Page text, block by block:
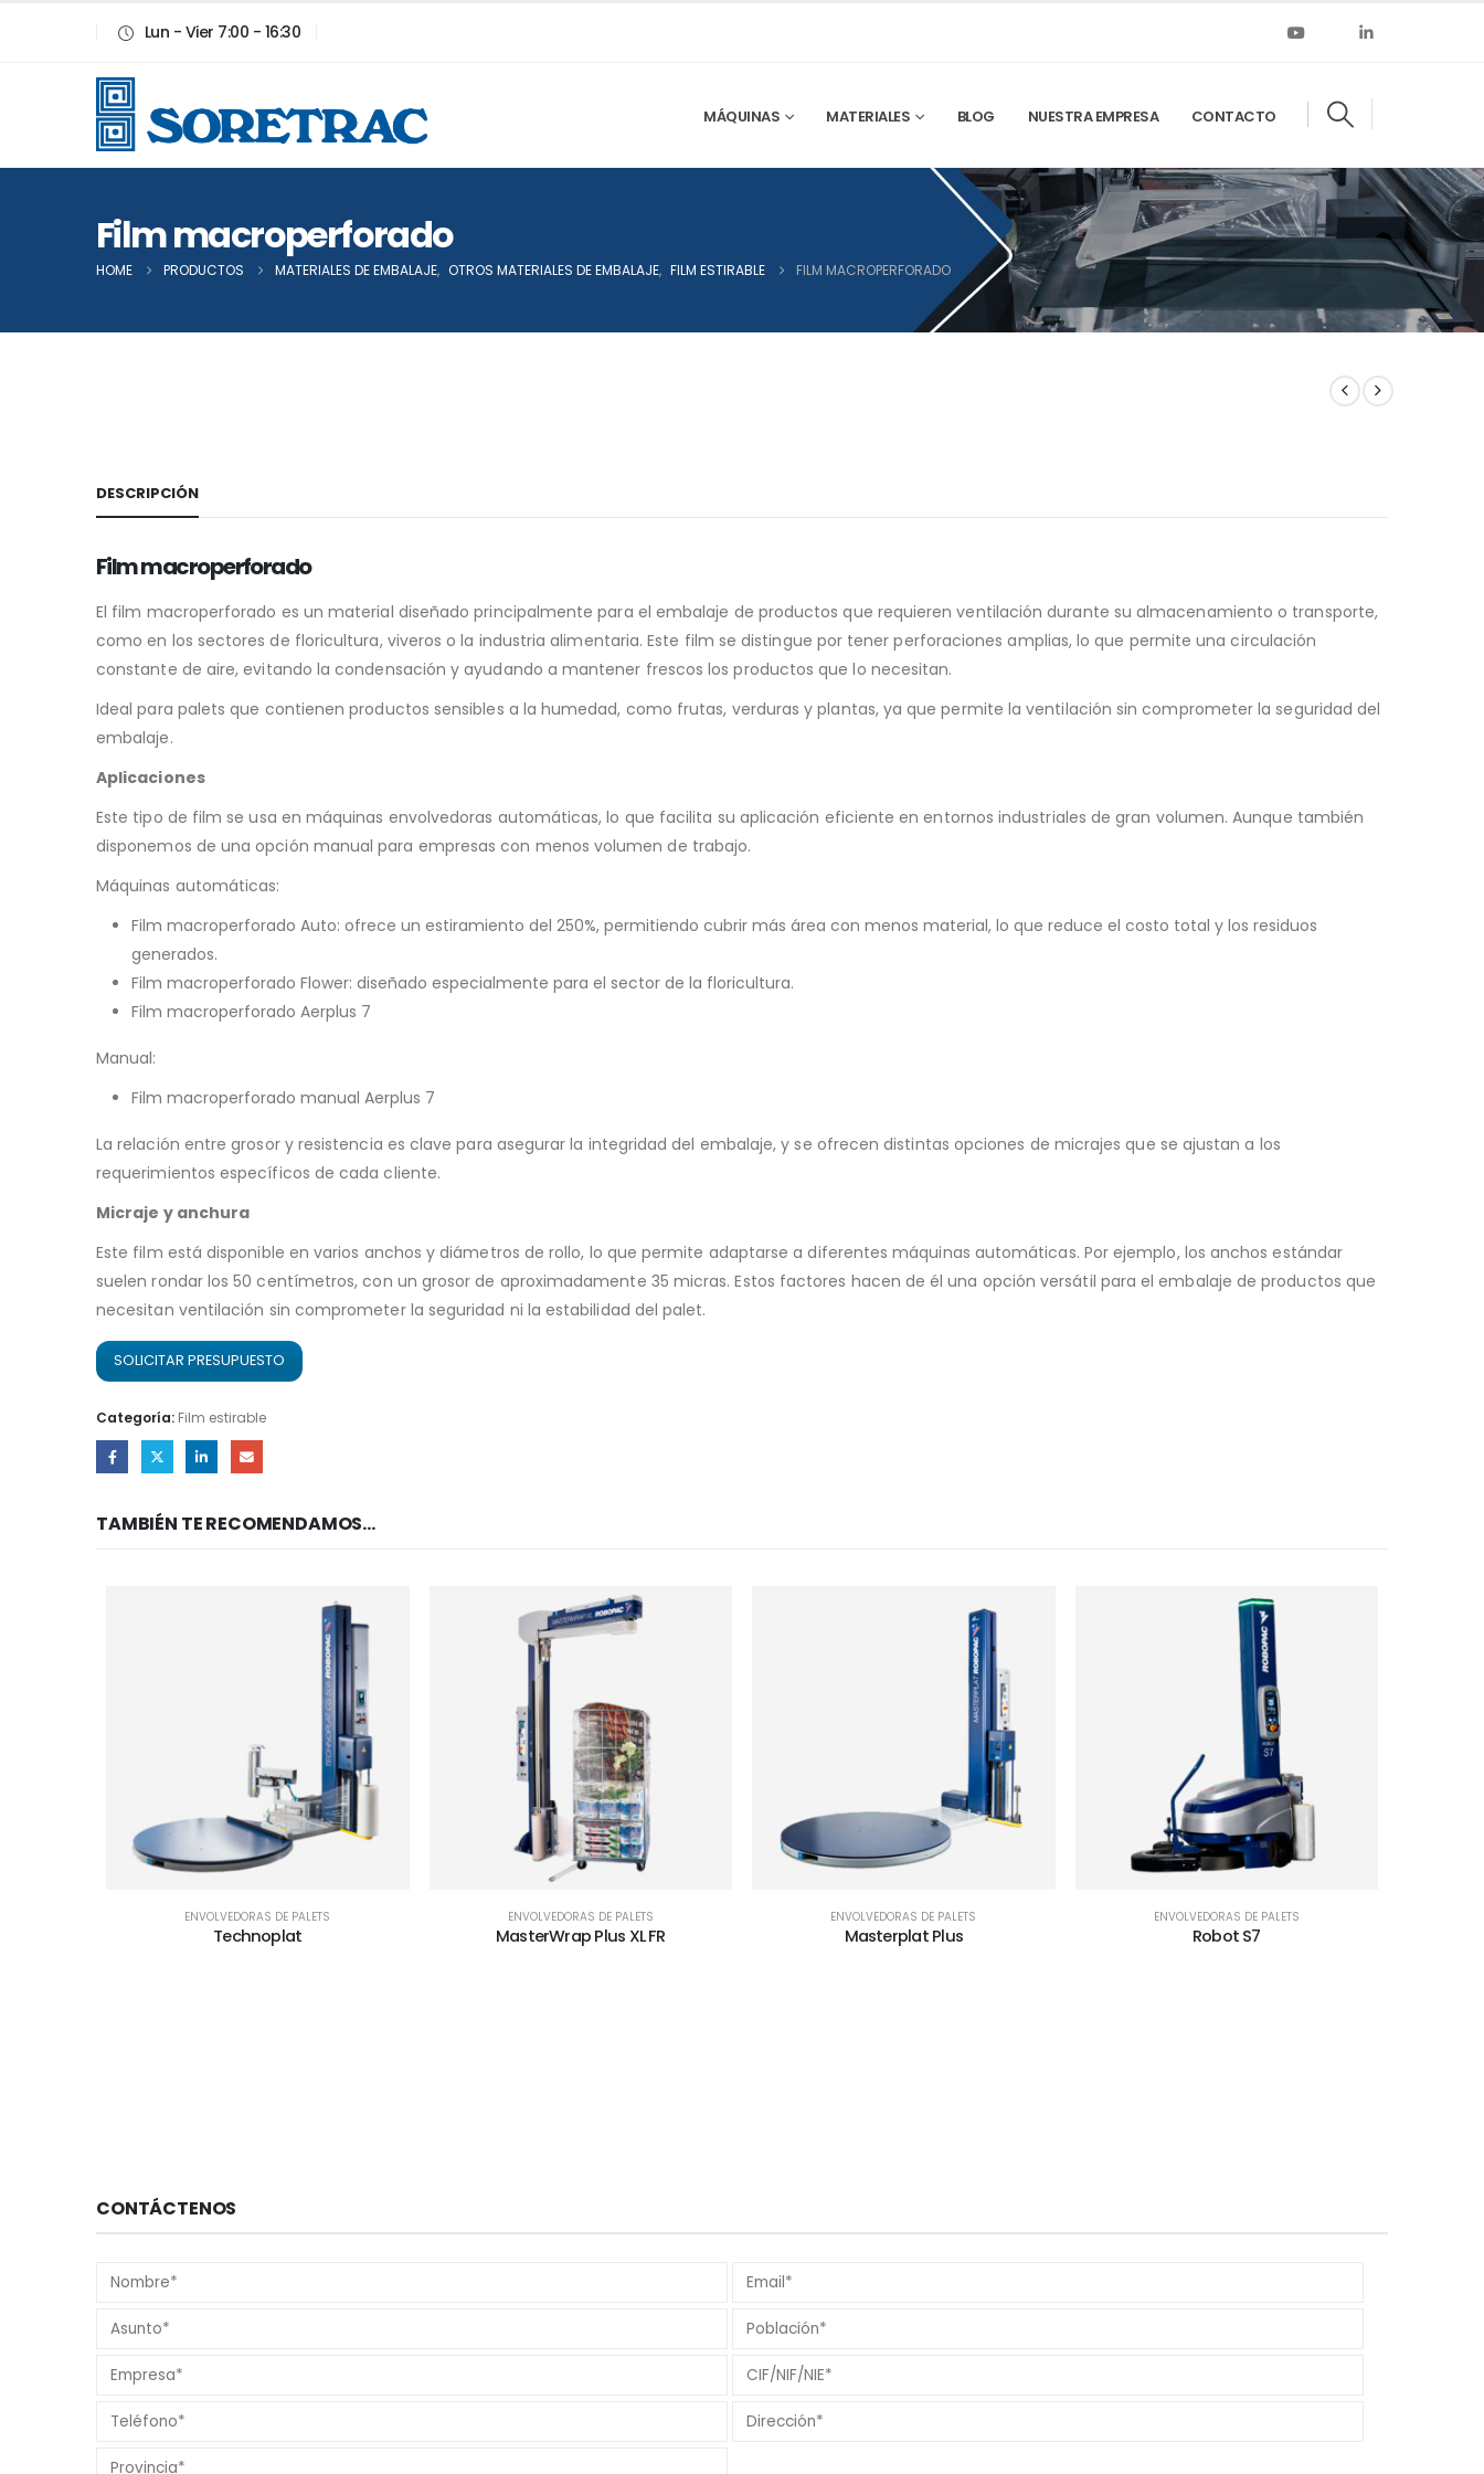
Lun - Vier 7:00 - 16:30
MÁQUINAS MATERIALES BLOG NUESTRA EMPRESA CONTACTO
Film macroperforado
HOME PRODUCTOS MATERIALES DE EMBALAJE, OTROS MATERIALES DE EMBALAJE, FILM ESTIRABLE FILM MACROPERFORADO
DESCRIPCIÓN
Film macroperforado
El film macroperforado es un material diseñado principalmente para el embalaje de productos que requieren ventilación durante su almacenamiento o transporte,
como en los sectores de floricultura, viveros o la industria alimentaria. Este film se distingue por tener perforaciones amplias, lo que permite una circulación
constante de aire, evitando la condensación y ayudando a mantener frescos los productos que lo necesitan.
Ideal para palets que contienen productos sensibles a la humedad, como frutas, verduras y plantas, ya que permite la ventilación sin comprometer la seguridad del
embalaje.
Aplicaciones
Este tipo de film se usa en máquinas envolvedoras automáticas, lo que facilita su aplicación eficiente en entornos industriales de gran volumen. Aunque también
disponemos de una opción manual para empresas con menos volumen de trabajo.
Máquinas automáticas:
Film macroperforado Auto: ofrece un estiramiento del 250%, permitiendo cubrir más área con menos material, lo que reduce el costo total y los residuos
generados.
Film macroperforado Flower: diseñado especialmente para el sector de la floricultura.
Film macroperforado Aerplus 7
Manual:
Film macroperforado manual Aerplus 7
La relación entre grosor y resistencia es clave para asegurar la integridad del embalaje, y se ofrecen distintas opciones de micrajes que se ajustan a los
requerimientos específicos de cada cliente.
Micraje y anchura
Este film está disponible en varios anchos y diámetros de rollo, lo que permite adaptarse a diferentes máquinas automáticas. Por ejemplo, los anchos estándar
suelen rondar los 50 centímetros, con un grosor de aproximadamente 35 micras. Estos factores hacen de él una opción versátil para el embalaje de productos que
necesitan ventilación sin comprometer la seguridad ni la estabilidad del palet.
SOLICITAR PRESUPUESTO
Categoría: Film estirable
TAMBIÉN TE RECOMENDAMOS…
ENVOLVEDORAS DE PALETS
Technoplat
ENVOLVEDORAS DE PALETS
MasterWrap Plus XL FR
ENVOLVEDORAS DE PALETS
Masterplat Plus
ENVOLVEDORAS DE PALETS
Robot S7
CONTÁCTENOS